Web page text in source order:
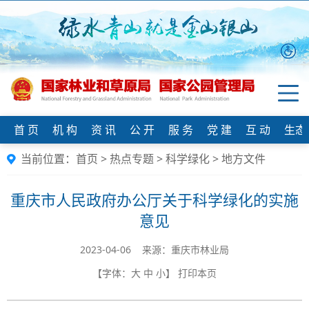
首 页 机 构 资 讯 公 开 服 务 党 建 互 动
生
当前位置： 首页 > 热点专题>科学绿化>地方文件
重庆市人民政府办公厅关于科学绿化的实施
意见
2023-04-06 来源：重庆市林业局
【字体： 大 中 小】 打印本页